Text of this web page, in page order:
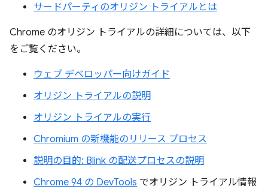
サードパーティのオリジン トライアルとは
Chrome のオリジン トライアルの詳細については、以下
をご覧ください。
ウェブ デベロッパー向けガイド
オリジン トライアルの説明
オリジン トライアルの実行
Chromium の新機能のリリース プロセス
説明の目的: Blink の配送プロセスの説明
Chrome 94 の DevTools でオリジン トライアル情報